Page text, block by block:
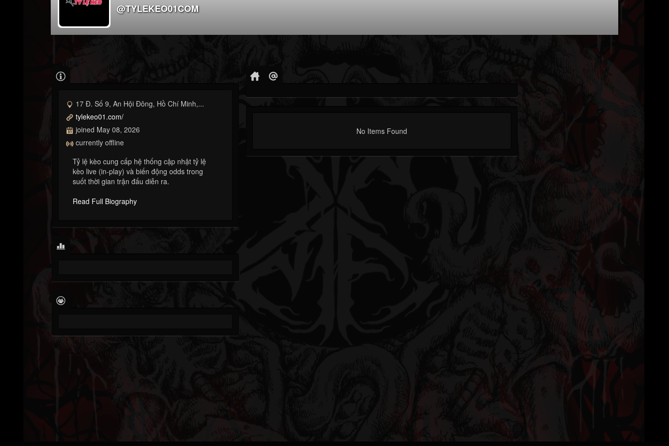
@TYLEKEO01COM
17 Đ. Số 9, An Hội Đông, Hồ Chí Minh,...
tylekeo01.com/
joined May 08, 2026
currently offline
Tỷ lệ kèo cung cấp hệ thống cập nhật tỷ lệ
kèo live (in-play) và biến động odds trong
suốt thời gian trận đấu diễn ra.
Read Full Biography
No Items Found